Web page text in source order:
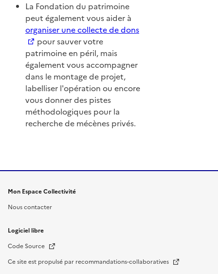
La Fondation du patrimoine
peut également vous aider à
organiser une collecte de dons
pour sauver votre
patrimoine en péril, mais
également vous accompagner
dans le montage de projet,
labelliser l'opération ou encore
vous donner des pistes
méthodologiques pour la
recherche de mécènes privés.
Mon Espace Collectivité
Nous contacter
Logiciel libre
Code Source Nouvelle fenêtre
Ce site est propulsé par recommandations-collaboratives Nouvelle fenêtre